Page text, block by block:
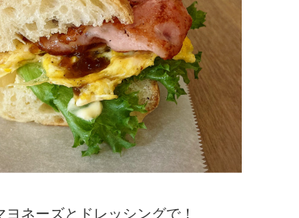
ヨネーズとドレッシングで！